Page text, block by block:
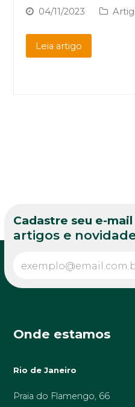
04/11/2023
Leia artigo
Cadastre seu e-mail
artigos e
Onde estamos
Rio de Janeiro
Praia do Flamengo, 66